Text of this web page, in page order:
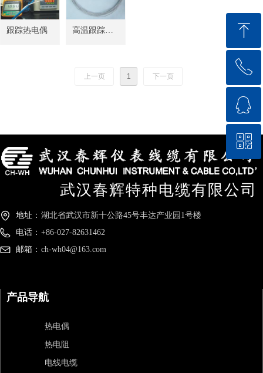
跟踪热电偶
高温跟踪热
上一页 1 下一页
地址： 湖北省武汉市新十公路45号丰达产业园1号楼
电话： +86-027-82631462
邮箱： ch-wh04@163.com
武汉春辉特种电缆有限公司
热电偶
热电阻
电线电缆
产品导航
ꁸ
回到顶部
ꂅ
18571711144
ꁗ
QQ客服
ꀥ
微信二维码